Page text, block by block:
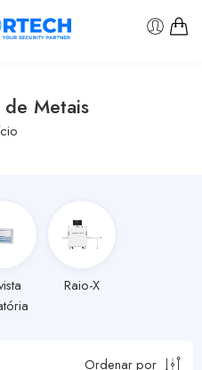
Metais
Raio-X
Ordenar por